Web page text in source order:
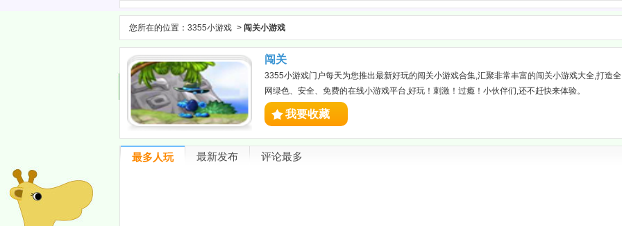
您所在的位置： 3355小游戏 > 闯关小游戏
闯关
3355小游戏门户每天为您推出最新好玩的闯关小游戏合集,汇聚非常丰富的闯关小游戏大全,打造全
网绿色、安全、免费的在线小游戏平台,好玩！刺激！过瘾！小伙伴们,还不赶快来体验。
我要收藏
最多人玩 最新发布 评论最多